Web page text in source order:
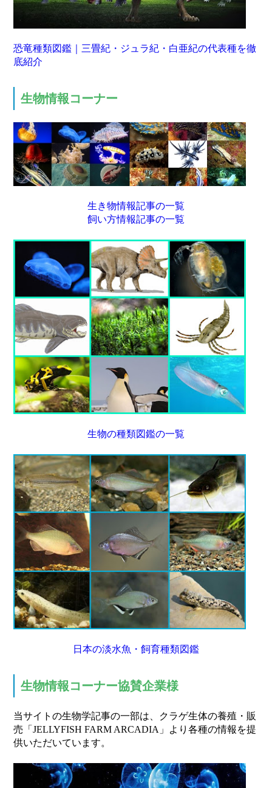
恐竜種類図鑑｜三畳紀・ジュラ紀・白亜紀の代表種を徹
底紹介
生物情報コーナー
生き物情報記事の一覧
飼い方情報記事の一覧
生物の種類図鑑の一覧
日本の淡水魚・飼育種類図鑑
生物情報コーナー協賛企業様
当サイトの生物学記事の一部は、クラゲ生体の養殖・販
売「JELLYFISH FARM ARCADIA」より各種の情報を提
供いただいています。